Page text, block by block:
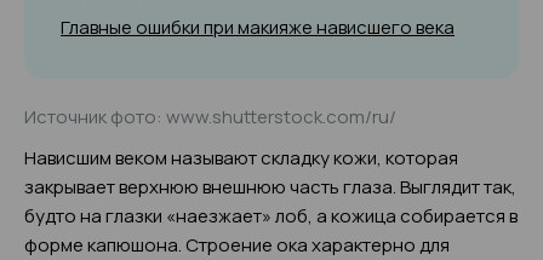
Главные ошибки при макияже нависшего века
Источник фото: www.shutterstock.com/ru/
Нависшим веком называют складку кожи, которая
закрывает верхнюю внешнюю часть глаза. Выглядит так,
будто на глазки «наезжает» лоб, а кожица собирается в
форме капюшона. Строение ока характерно для